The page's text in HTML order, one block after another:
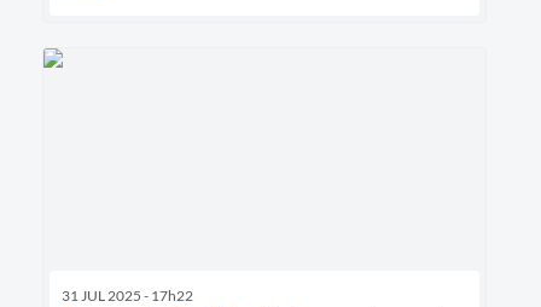
31 JUL 2025 - 17h22